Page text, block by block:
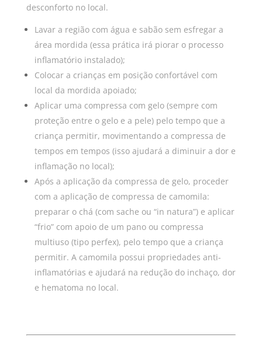
desconforto no local.
Lavar a região com água e sabão sem esfregar a
área mordida (essa prática irá piorar o processo
inflamatório instalado);
Colocar a crianças em posição confortável com
local da mordida apoiado;
Aplicar uma compressa com gelo (sempre com
proteção entre o gelo e a pele) pelo tempo que a
criança permitir, movimentando a compressa de
tempos em tempos (isso ajudará a diminuir a dor e
inflamação no local);
Após a aplicação da compressa de gelo, proceder
com a aplicação de compressa de camomila:
preparar o chá (com sache ou “in natura”) e aplicar
“frio” com apoio de um pano ou compressa
multiuso (tipo perfex), pelo tempo que a criança
permitir. A camomila possui propriedades anti-
inflamatórias e ajudará na redução do inchaço, dor
e hematoma no local.